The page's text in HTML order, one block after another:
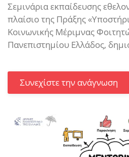
Σεμινάρια εκπαίδευσης
πλαίσιο της Πράξης
Κοινωνικής Μέριμνας
Πανεπιστημίου Ελλάδος,
Συνεχίστε την ανάγνωση